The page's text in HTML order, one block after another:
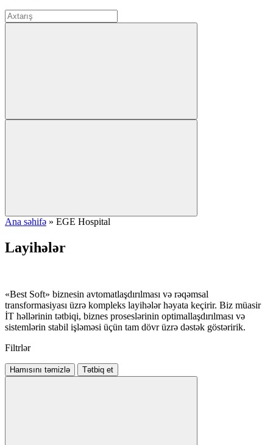
Ana səhifə » EGE Hospital
Layihələr
«Best Soft» biznesin avtomatlaşdırılması və rəqəmsal
transformasiyası üzrə kompleks layihələr həyata keçirir. Biz müasir
İT həllərinin tətbiqi, biznes proseslərinin optimallaşdırılması və
sistemlərin stabil işləməsi üçün tam dövr üzrə dəstək göstəririk.
Filtrlər
Hamısını təmizlə Tətbiq et